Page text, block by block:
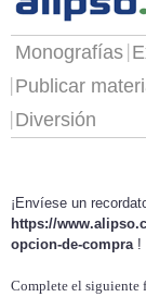
Monografías
Publicar
Diversión
¡Envíese un
https://
opcion-de-compra !
Complete el siguiente